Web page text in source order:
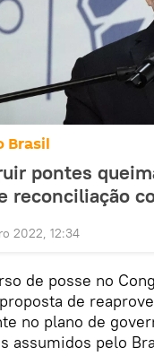
Brasil
pontes
reconciliação
2022, 12:34
de posse no
de
no plano de
assumidos pelo